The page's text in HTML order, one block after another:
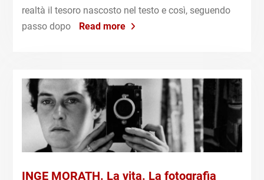
realtà il tesoro nascosto nel testo e così, seguendo
passo dopo
Read more
INGE MORATH. La vita. La fotografia